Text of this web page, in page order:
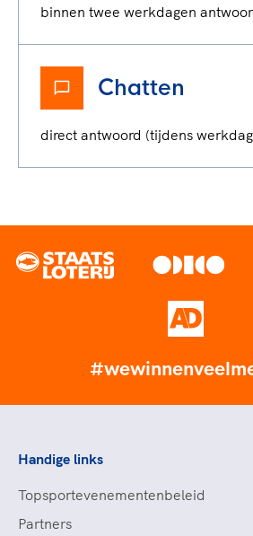
binnen twee werkdagen
Chatten
direct antwoord (tijdens
Handige links
Topsportevenementenbeleid
Partners